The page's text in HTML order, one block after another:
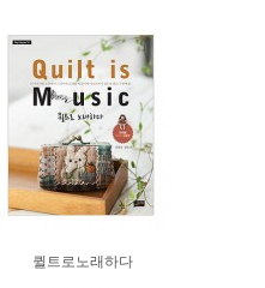
퀼트로노래하다